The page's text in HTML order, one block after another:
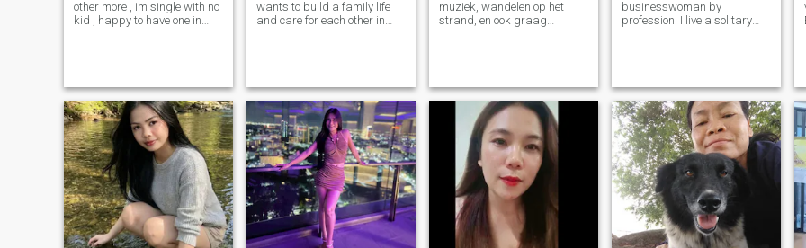
other more , im single with no
kid , happy to have one in
I love watching horror movies
and r
wants to build a family life
and care for each other in
provides. If you know how to
fi
muziek, wandelen op het
strand, en ook graag
vrouw die gelooft in loyaliteit
en vertrouwen. Ik ben niet de
beste persoon maar ik kan
het beste doen voor iemand
die ik ontmoet.
businesswoman by
profession. I live a solitary
in my later years, along with
a